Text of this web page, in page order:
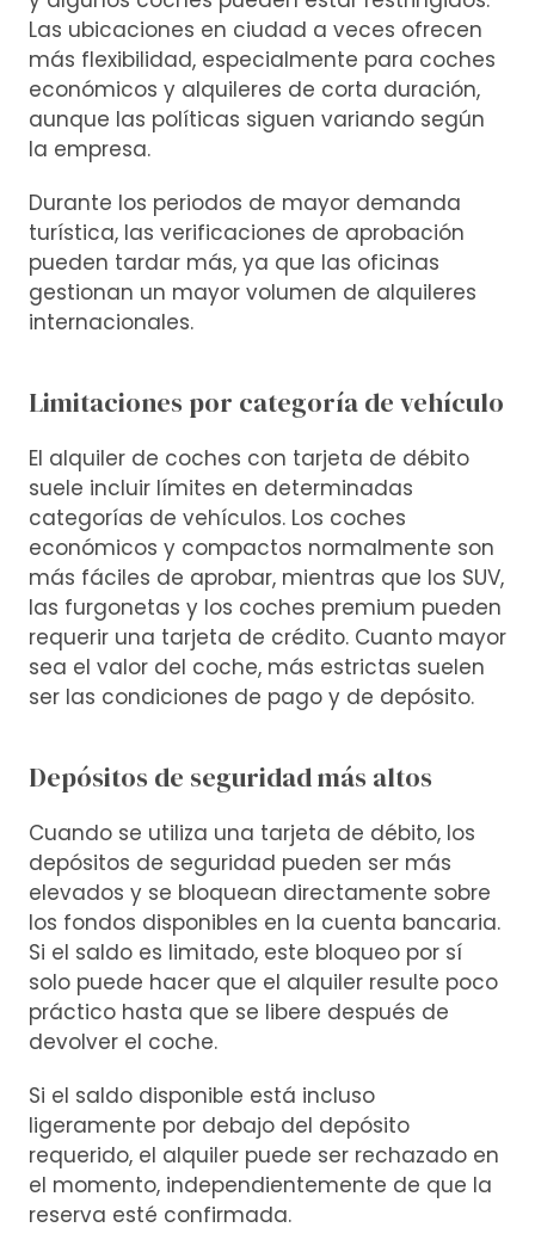
Las ubicaciones en ciudad a veces ofrecen
más flexibilidad, especialmente para coches
económicos y alquileres de corta duración,
aunque las políticas siguen variando según
la empresa.
Durante los periodos de mayor demanda
turística, las verificaciones de aprobación
pueden tardar más, ya que las oficinas
gestionan un mayor volumen de alquileres
internacionales.
Limitaciones por categoría de vehículo
El alquiler de coches con tarjeta de débito
suele incluir límites en determinadas
categorías de vehículos. Los coches
económicos y compactos normalmente son
más fáciles de aprobar, mientras que los SUV,
las furgonetas y los coches premium pueden
requerir una tarjeta de crédito. Cuanto mayor
sea el valor del coche, más estrictas suelen
ser las condiciones de pago y de depósito.
Depósitos de seguridad más altos
Cuando se utiliza una tarjeta de débito, los
depósitos de seguridad pueden ser más
elevados y se bloquean directamente sobre
los fondos disponibles en la cuenta bancaria.
Si el saldo es limitado, este bloqueo por sí
solo puede hacer que el alquiler resulte poco
práctico hasta que se libere después de
devolver el coche.
Si el saldo disponible está incluso
ligeramente por debajo del depósito
requerido, el alquiler puede ser rechazado en
el momento, independientemente de que la
reserva esté confirmada.